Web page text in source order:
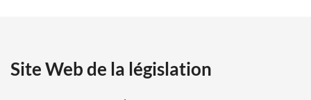
i
Site Web de la législation